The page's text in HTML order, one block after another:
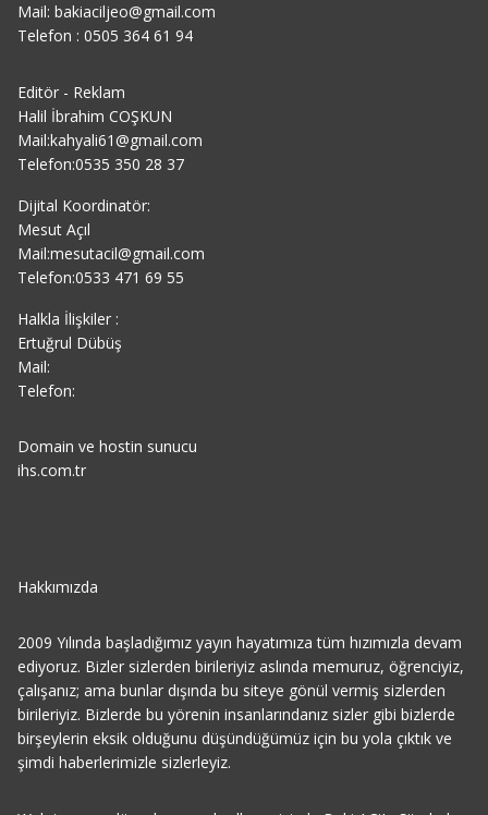
Mail: bakiaciljeo@gmail.com
Telefon : 0505 364 61 94
Editör - Reklam
Halil İbrahim COŞKUN
Mail:kahyali61@gmail.com
Telefon:0535 350 28 37
Dijital Koordinatör:
Mesut Açıl
Mail:mesutacil@gmail.com
Telefon:0533 471 69 55
Halkla İlişkiler :
Ertuğrul Dübüş
Mail:
Telefon:
Domain ve hostin sunucu
ihs.com.tr
Hakkımızda
2009 Yılında başladığımız yayın hayatımıza tüm hızımızla devam
ediyoruz. Bizler sizlerden birileriyiz aslında memuruz, öğrenciyiz,
çalışanız; ama bunlar dışında bu siteye gönül vermiş sizlerden
birileriyiz. Bizlerde bu yörenin insanlarındanız sizler gibi bizlerde
birşeylerin eksik olduğunu düşündüğümüz için bu yola çıktık ve
şimdi haberlerimizle sizlerleyiz.